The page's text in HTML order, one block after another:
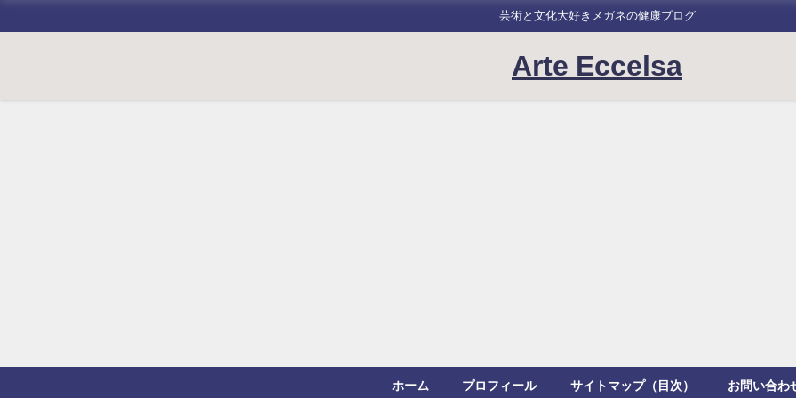
芸術と文化大好きメガネの健康ブログ
Arte Eccelsa
ホーム プロフィール サイトマップ（目次） お問い合わ